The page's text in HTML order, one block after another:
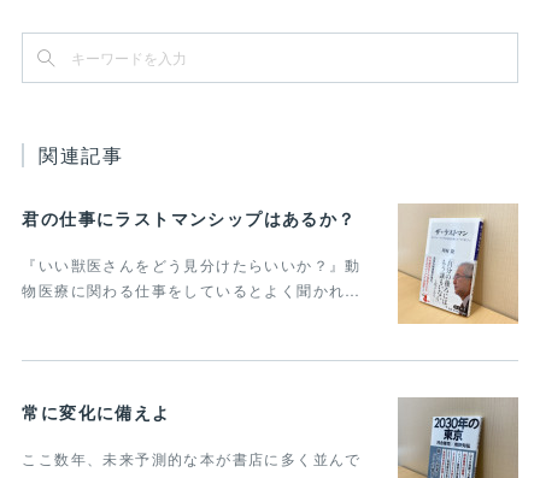
関連記事
君の仕事にラストマンシップはあるか？
『いい獣医さんをどう見分けたらいいか？』動
物医療に関わる仕事をしているとよく聞かれ…
常に変化に備えよ
ここ数年、未来予測的な本が書店に多く並んで